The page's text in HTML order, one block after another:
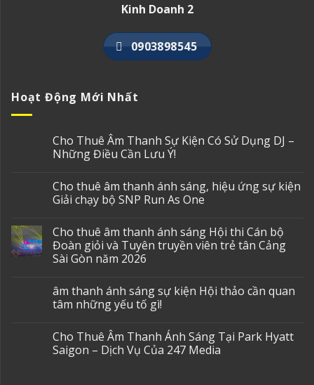
Kinh Doanh 2
0903898545
Hoạt Động Mới Nhất
Cho Thuê Âm Thanh Sự Kiện Có Sử Dụng DJ –
Những Điều Cần Lưu Ý!
Cho thuê âm thanh ánh sáng, hiệu ứng sự kiện
Giải chạy bộ SNP Run As One
Cho thuê âm thanh ánh sáng Hội thi Cán bộ
Đoàn giỏi và Tuyên truyền viên trẻ tân Cảng
Sài Gòn năm 2026
âm thanh ánh sáng sự kiện Hội thảo cần quan
tâm những yếu tố gì!
Cho Thuê Âm Thanh Ánh Sáng Tại Park Hyatt
Saigon – Dịch Vụ Của 247 Media